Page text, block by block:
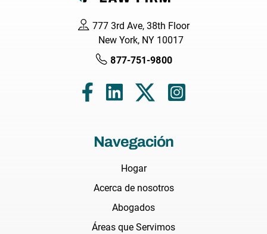
777 3rd Ave, 38th Floor
New York, NY 10017
877-751-9800
Navegación
Hogar
Acerca de nosotros
Abogados
Áreas que Servimos